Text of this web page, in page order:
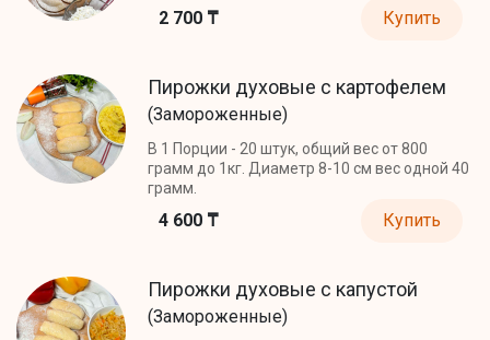
2 700 ₸ Купить
Пирожки духовые с картофелем
(Замороженные)
В 1 Порции - 20 штук, общий вес от 800
грамм до 1кг. Диаметр 8-10 см вес одной 40
грамм.
4 600 ₸ Купить
Пирожки духовые с капустой
(Замороженные)